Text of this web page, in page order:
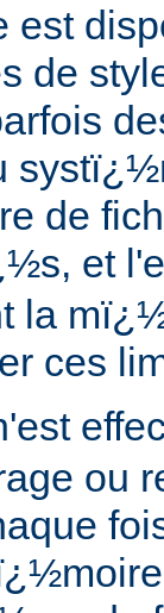
de
de
et
la
ces
ou